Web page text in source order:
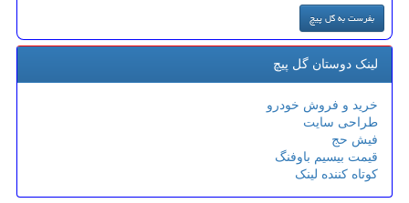
لینک دوستان گل پیچ
خرید و فروش خودرو
طراحی سایت
فیش حج
قیمت بیسیم باوفنگ
کوتاه کننده لینک